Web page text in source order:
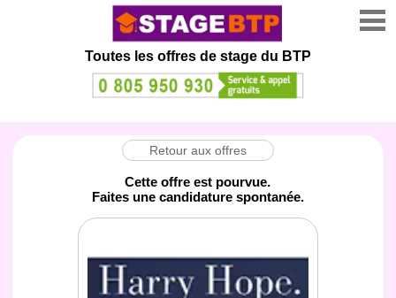
Toutes les offres de stage du BTP
Retour aux offres
Cette offre est pourvue.
Faites une candidature spontanée.